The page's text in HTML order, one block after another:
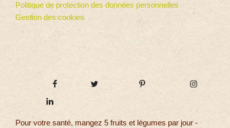
Politique de protection des données personnelles
Gestion des cookies
Pour votre santé, mangez 5 fruits et légumes par jour -